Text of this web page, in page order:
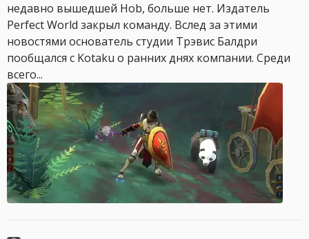
недавно вышедшей Hob, больше нет. Издатель
Perfect World закрыл команду. Вслед за этими
новостями основатель студии Трэвис Балдри
пообщался с Kotaku о ранних днях компании. Среди
всего...